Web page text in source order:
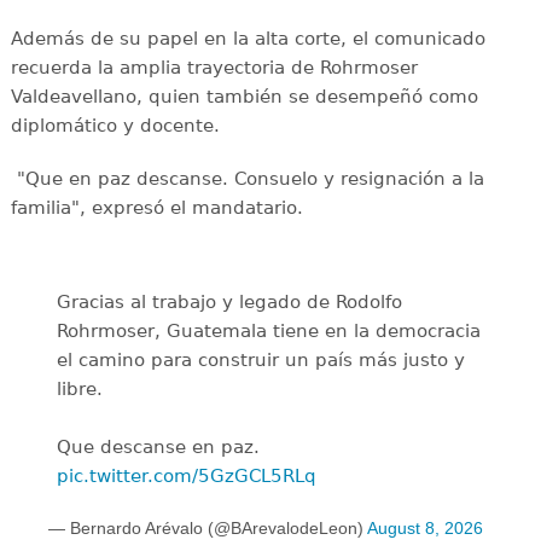
Además de su papel en la alta corte, el comunicado
recuerda la amplia trayectoria de Rohrmoser
Valdeavellano, quien también se desempeñó como
diplomático y docente.
"Que en paz descanse. Consuelo y resignación a la
familia", expresó el mandatario.
Gracias al trabajo y legado de Rodolfo
Rohrmoser, Guatemala tiene en la democracia
el camino para construir un país más justo y
libre.
Que descanse en paz.
pic.twitter.com/5GzGCL5RLq
— Bernardo Arévalo (@BArevalodeLeon) August 8, 2026